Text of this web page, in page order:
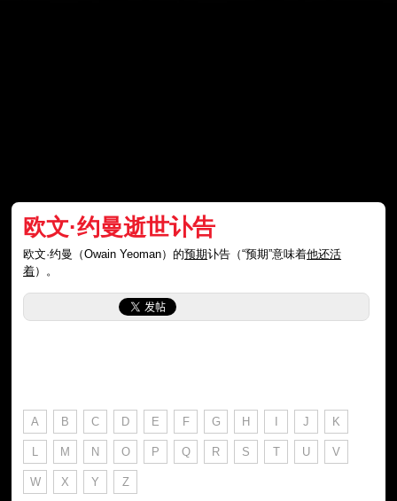
欧文·约曼逝世讣告
欧文·约曼（Owain Yeoman）的预期讣告（“预期”意味着他还活
着）。
A B C D E F G H I J K
L M N O P Q R S T U V
W X Y Z